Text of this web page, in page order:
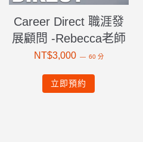
Career Direct 職涯發
展顧問 -Rebecca老師
NT$3,000 60 分
立即預約